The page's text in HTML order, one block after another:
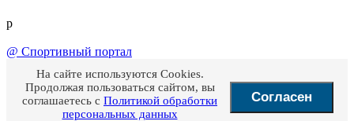
p
@ Спортивный портал
На сайте используются Cookies.
Продолжая пользоваться сайтом, вы
соглашаетесь с Политикой обработки
персональных данных
Согласен